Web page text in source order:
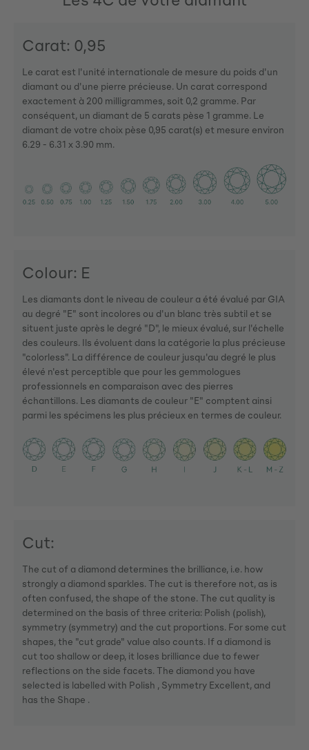
Carat: 0,95
Le carat est l'unité internationale de mesure du poids d'un
diamant ou d'une pierre précieuse. Un carat correspond
exactement à 200 milligrammes, soit 0,2 gramme. Par
conséquent, un diamant de 5 carats pèse 1 gramme. Le
diamant de votre choix pèse 0,95 carat(s) et mesure environ
6.29 - 6.31 x 3.90 mm.
Colour: E
Les diamants dont le niveau de couleur a été évalué par GIA
au degré "E" sont incolores ou d'un blanc très subtil et se
situent juste après le degré "D", le mieux évalué, sur l'échelle
des couleurs. Ils évoluent dans la catégorie la plus précieuse
"colorless". La différence de couleur jusqu'au degré le plus
élevé n'est perceptible que pour les gemmologues
professionnels en comparaison avec des pierres
échantillons. Les diamants de couleur "E" comptent ainsi
parmi les spécimens les plus précieux en termes de couleur.
Cut:
The cut of a diamond determines the brilliance, i.e. how
strongly a diamond sparkles. The cut is therefore not, as is
often confused, the shape of the stone. The cut quality is
determined on the basis of three criteria: Polish (polish),
symmetry (symmetry) and the cut proportions. For some cut
shapes, the "cut grade" value also counts. If a diamond is
cut too shallow or deep, it loses brilliance due to fewer
reflections on the side facets. The diamond you have
selected is labelled with Polish , Symmetry Excellent, and
has the Shape .